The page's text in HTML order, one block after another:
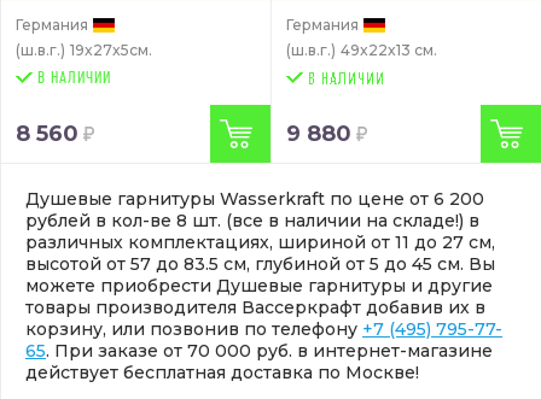
Германия
(ш.в.г.) 19x27x5см.
В НАЛИЧИИ
8 560
Германия
(ш.в.г.) 49x22x13 см.
9 880
Душевые гарнитуры Wasserkraft по цене от 6 200
рублей в кол-ве 8 шт. (все в наличии на складе!) в
различных комплектациях, шириной от 11 до 27 см,
высотой от 57 до 83.5 см, глубиной от 5 до 45 см. Вы
можете приобрести Душевые гарнитуры и другие
товары производителя Вассеркрафт добавив их в
корзину, или позвонив по телефону +7 (495) 795-77-
65. При заказе от 70 000 руб. в интернет-магазине
действует бесплатная доставка по Москве!